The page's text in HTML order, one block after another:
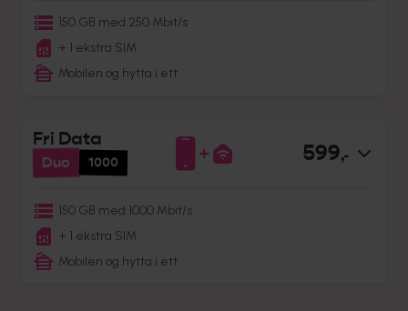
150 GB med 250 Mbit/s
+ 1 ekstra SIM
Mobilen og hytta i ett
Fri Data
Duo 1000 599,-
150 GB med 1000 Mbit/s
+ 1 ekstra SIM
Mobilen og hytta i ett